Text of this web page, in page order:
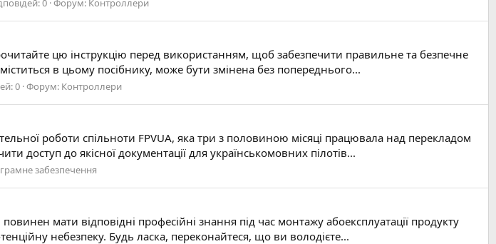
0 Форум: Контроллери
цю інструкцію перед використанням, щоб забезпечити правильне та безпечне
в цьому посібнику, може бути змінена без попереднього...
0 Форум: Контроллери
роботи спільноти FPVUA, яка три з половиною місяці працювала над перекладом
доступ до якісної документації для українськомовних пілотів...
забезпечення
мати відповідні професійні знання під час монтажу абоексплуатації продукту
небезпеку. Будь ласка, переконайтеся, що ви володієте...